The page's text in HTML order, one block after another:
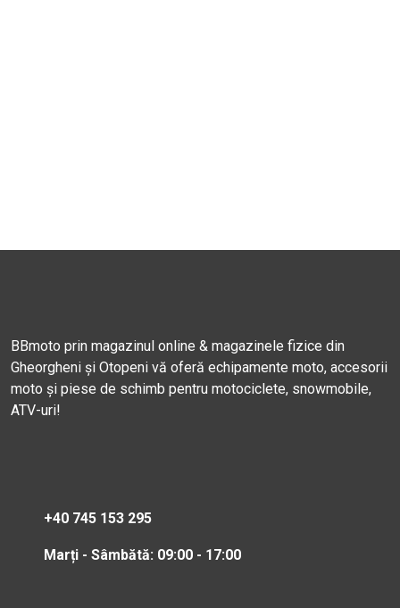
BBmoto prin magazinul online & magazinele fizice din
Gheorgheni și Otopeni vă oferă echipamente moto, accesorii
moto și piese de schimb pentru motociclete, snowmobile,
ATV-uri!
+40 745 153 295
Marți - Sâmbătă: 09:00 - 17:00